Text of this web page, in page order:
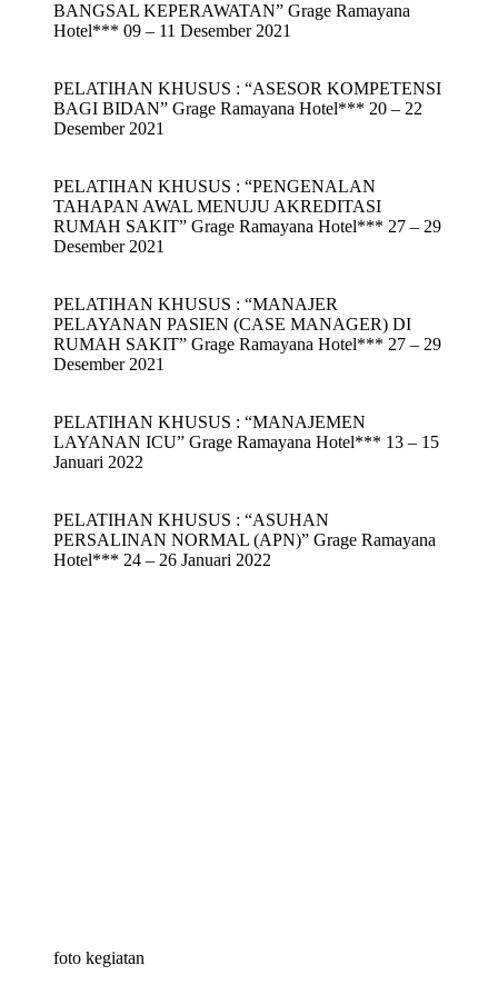
BANGSAL KEPERAWATAN” Grage Ramayana
Hotel*** 09 – 11 Desember 2021
PELATIHAN KHUSUS : “ASESOR KOMPETENSI
BAGI BIDAN” Grage Ramayana Hotel*** 20 – 22
Desember 2021
PELATIHAN KHUSUS : “PENGENALAN
TAHAPAN AWAL MENUJU AKREDITASI
RUMAH SAKIT” Grage Ramayana Hotel*** 27 – 29
Desember 2021
PELATIHAN KHUSUS : “MANAJER
PELAYANAN PASIEN (CASE MANAGER) DI
RUMAH SAKIT” Grage Ramayana Hotel*** 27 – 29
Desember 2021
PELATIHAN KHUSUS : “MANAJEMEN
LAYANAN ICU” Grage Ramayana Hotel*** 13 – 15
Januari 2022
PELATIHAN KHUSUS : “ASUHAN
PERSALINAN NORMAL (APN)” Grage Ramayana
Hotel*** 24 – 26 Januari 2022
foto kegiatan